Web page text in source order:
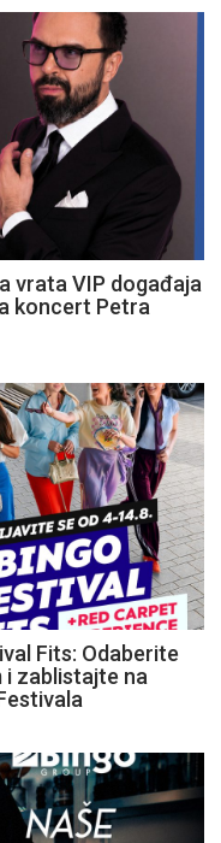
vrata VIP događaja
koncert Petra
Fits: Odaberite
zablistajte na